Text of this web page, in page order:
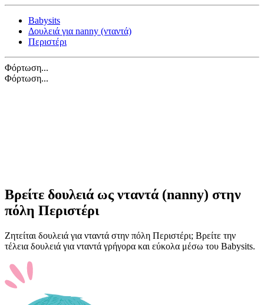
Babysits
Δουλειά για nanny (νταντά)
Περιστέρι
Φόρτωση...
Φόρτωση...
Βρείτε δουλειά ως νταντά (nanny) στην
πόλη Περιστέρι
Ζητείται δουλειά για νταντά στην πόλη Περιστέρι; Βρείτε την
τέλεια δουλειά για νταντά γρήγορα και εύκολα μέσω του Babysits.